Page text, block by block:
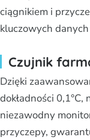
ciągnikiem i
kluczowych
Czujnik
Dzięki
dokładności
niezawodny
przyczepy,